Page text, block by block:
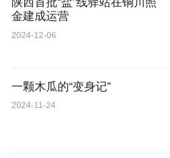
金建成运营
2024-12-06
一颗木瓜的“变身记”
2024-11-24